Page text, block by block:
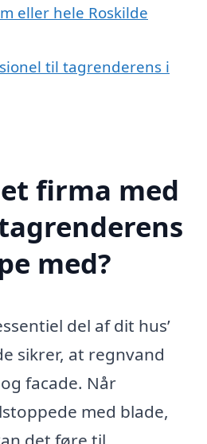
eller hele Roskilde
til tagrenderens i
firma med
med?
del af dit hus’
sikrer, at regnvand
facade. Når
med blade,